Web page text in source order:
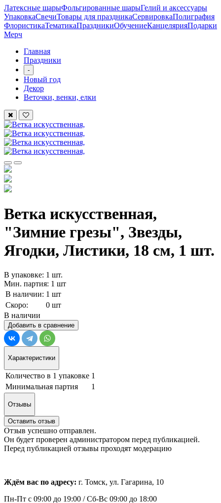
Латексные шарыФольгированные шарыГелий и аксессуары
УпаковкаСвечиТовары для праздникаСервировкаПолиграфия
ФлористикаТематикаПраздникиОбучениеКанцелярияПодарки
Мерч
Главная
Праздники
-
Новый год
Декор
Веточки, венки, елки
Ветка искусственная,
"Зимние грезы", Звезды,
Ягодки, Листики, 18 см, 1 шт.
В упаковке: 1 шт.
Мин. партия: 1 шт
В наличии: 1 шт
Скоро:
0 шт
В наличии
Добавить в сравнение
Характеристики
Количество в 1 упаковке 1
Минимальная партия
1
Отзывы
Оставить отзыв
Отзыв успешно отправлен.
Он будет проверен администратором перед публикацией.
Перед публикацией отзывы проходят модерацию
Ждём вас по адресу: г. Томск, ул. Гагарина, 10
Пн-Пт с 09:00 до 19:00 /Сб-Вс 09:00 до 18:00